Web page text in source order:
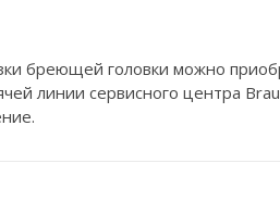
бреющей головки можно
линии сервисного центра